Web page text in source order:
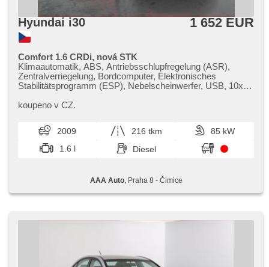
Hyundai i30 1 652 EUR
Comfort 1.6 CRDi, nová STK
Klimaautomatik, ABS, Antriebsschlupfregelung (ASR),
Zentralverriegelung, Bordcomputer, Elektronisches
Stabilitätsprogramm (ESP), Nebelscheinwerfer, USB, 10x
Servolenkung, El. Seitenscheiben, Dachträger, Autoradio,
koupeno v CZ.
2009 216 tkm
85 kW
1.6 l
Diesel
AAA Auto, Praha 8 - Čimice